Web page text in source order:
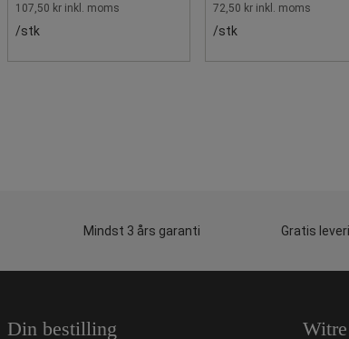
107,50 kr inkl. moms
/stk
72,50 kr inkl. moms
/stk
Mindst 3 års garanti Gratis
Din bestilling